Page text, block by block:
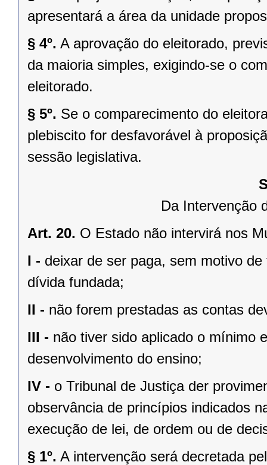
apresentará a área da unidade
§ 4º. A aprovação do eleitorado,
da maioria simples, exigindo-se o
eleitorado.
§ 5º. Se o comparecimento do
plebiscito for desfavorável à
sessão legislativa.
Da Intervenção
Art. 20. O Estado não intervirá nos
I - deixar de ser paga, sem motivo
dívida fundada;
II - não forem prestadas as contas
III - não tiver sido aplicado o mínimo
desenvolvimento do ensino;
IV - o Tribunal de Justiça der
observância de princípios indicados
execução de lei, de ordem ou de
§ 1º. A intervenção será decretada